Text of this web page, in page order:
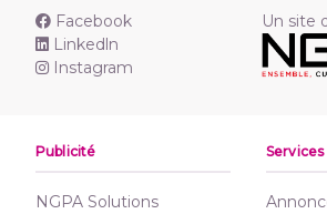
Facebook
Linkedln
Instagram
Un site
Publicité
NGPA Solutions
Services